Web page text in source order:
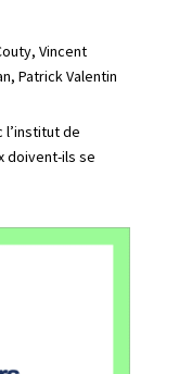
Vincent
Patrick Valentin
l’institut de
doivent-ils se